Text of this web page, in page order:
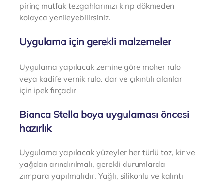
pirinç mutfak tezgahlarınızı kırıp dökmeden
kolayca yenileyebilirsiniz.
Uygulama için gerekli malzemeler
Uygulama yapılacak zemine göre moher rulo
veya kadife vernik rulo, dar ve çıkıntılı alanlar
için ipek fırçadır.
Bianca Stella boya uygulaması öncesi
hazırlık
Uygulama yapılacak yüzeyler her türlü toz, kir ve
yağdan arındırılmalı, gerekli durumlarda
zımpara yapılmalıdır. Yağlı, silikonlu ve kalıntı